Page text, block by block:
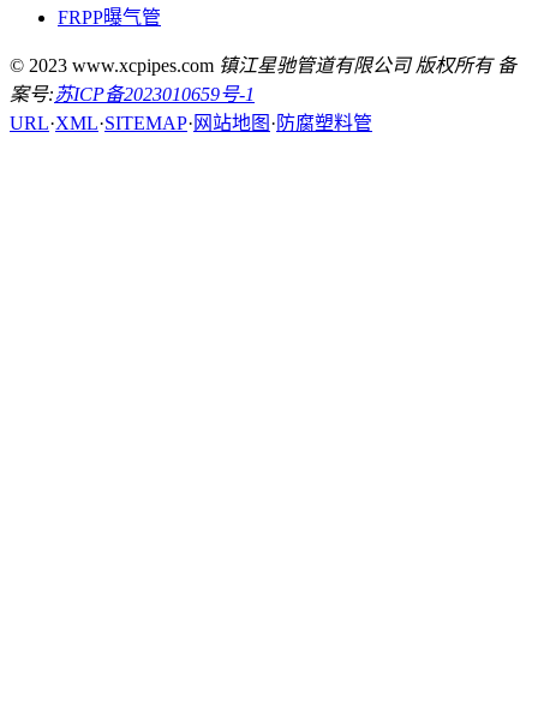
FRPP曝气管
© 2023 www.xcpipes.com 镇江星驰管道有限公司 版权所有 备
案号:苏ICP备2023010659号-1
URL·XML·SITEMAP· 网站地图 · 防腐塑料管